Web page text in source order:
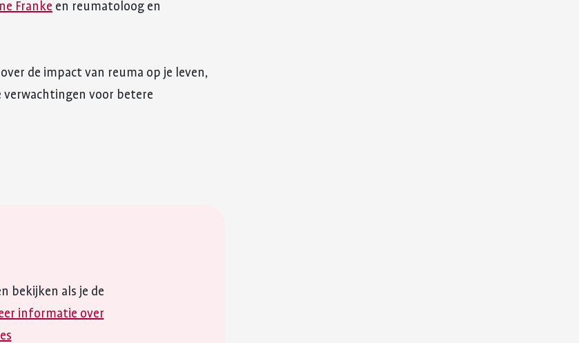
Franke en reumatoloog en
de impact van reuma op je leven,
verwachtingen voor betere
bekijken als je de
informatie over